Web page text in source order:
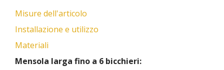
Misure dell'articolo
Installazione e utilizzo
Materiali
Mensola larga fino a 6 bicchieri: